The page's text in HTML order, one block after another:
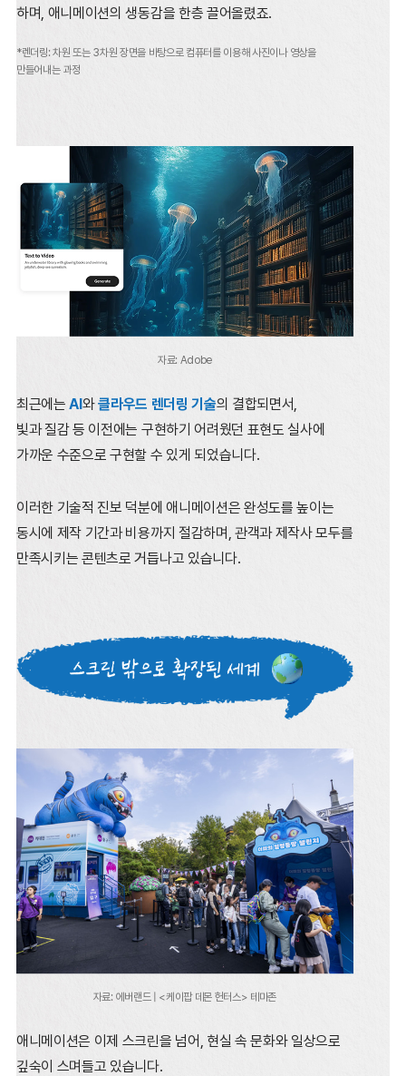
하며, 애니메이션의 생동감을 한층 끌어올렸죠.
*렌더링: 차원 또는 3차원 장면을 바탕으로 컴퓨터를 이용해 사진이나 영상을
만들어내는 과정
자료: Adobe
최근에는AI와클라우드 렌더링 기술의 결합되면서,
빛과 질감 등 이전에는 구현하기 어려웠던 표현도 실사에
가까운 수준으로 구현할 수 있게 되었습니다.
이러한 기술적 진보 덕분에 애니메이션은 완성도를 높이는
동시에 제작 기간과 비용까지 절감하며, 관객과 제작사 모두를
만족시키는 콘텐츠로 거듭나고 있습니다.
자료: 에버랜드 | <케이팝 데몬 헌터스> 테마존
애니메이션은 이제 스크린을 넘어, 현실 속 문화와 일상으로
깊숙이 스며들고 있습니다.